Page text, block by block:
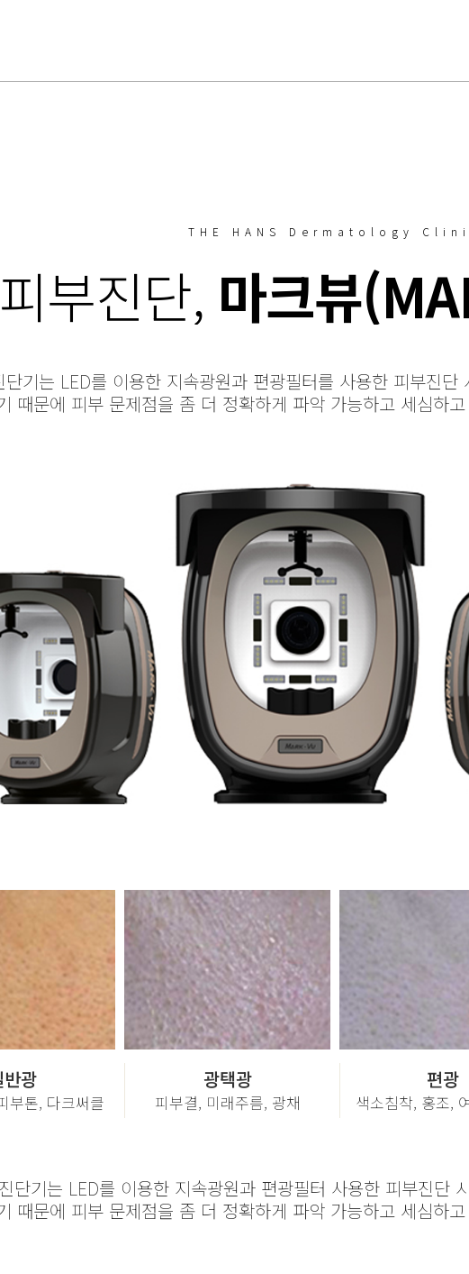
THE HANS Dermatology
부진단, 마크뷰
단기는 LED를 이용한 지속광원과 편광필터를 사용한 피부진
때문에 피부 문제점을 좀 더 정확하게 파악 가능하고 세심하
반광
부톤, 다크써클
광택광
피부결, 미래주름, 광채
편광
색소침착, 홍조,
단기는 LED를 이용한 지속광원과 편광필터 사용한 피부진단
때문에 피부 문제점을 좀 더 정확하게 파악 가능하고 세심하